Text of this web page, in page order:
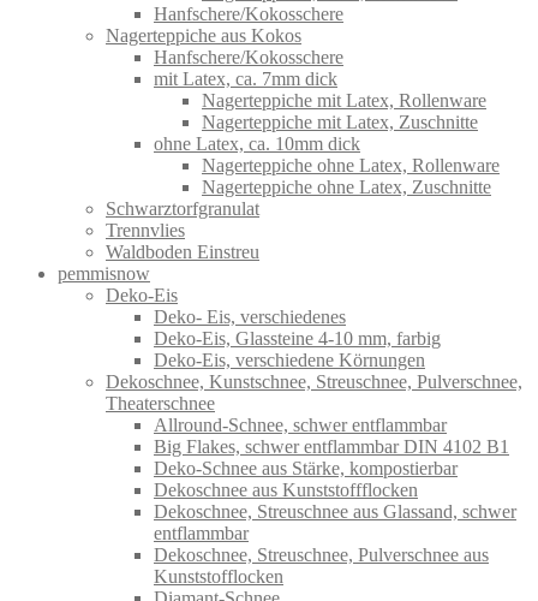
Hanfschere/Kokosschere
Nagerteppiche aus Kokos
Hanfschere/Kokosschere
mit Latex, ca. 7mm dick
Nagerteppiche mit Latex, Rollenware
Nagerteppiche mit Latex, Zuschnitte
ohne Latex, ca. 10mm dick
Nagerteppiche ohne Latex, Rollenware
Nagerteppiche ohne Latex, Zuschnitte
Schwarztorfgranulat
Trennvlies
Waldboden Einstreu
pemmisnow
Deko-Eis
Deko- Eis, verschiedenes
Deko-Eis, Glassteine 4-10 mm, farbig
Deko-Eis, verschiedene Körnungen
Dekoschnee, Kunstschnee, Streuschnee, Pulverschnee,
Theaterschnee
Allround-Schnee, schwer entflammbar
Big Flakes, schwer entflammbar DIN 4102 B1
Deko-Schnee aus Stärke, kompostierbar
Dekoschnee aus Kunststoffflocken
Dekoschnee, Streuschnee aus Glassand, schwer
entflammbar
Dekoschnee, Streuschnee, Pulverschnee aus
Kunststofflocken